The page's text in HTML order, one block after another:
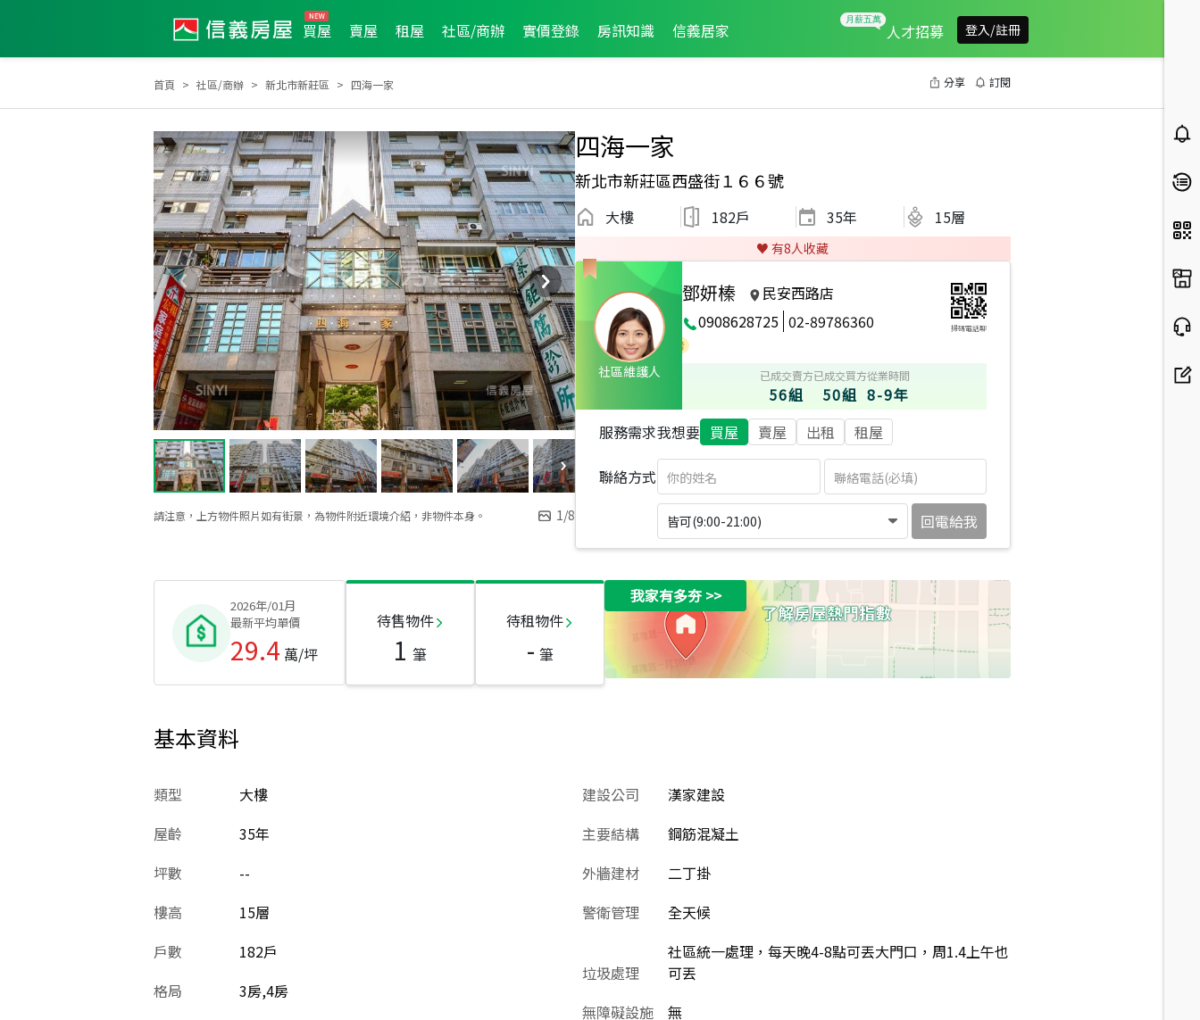
買屋 賣屋 租屋 社區/商辦 實價登錄 房訊知識 信義居家 人才招募 登入/註冊
首頁 社區/商辦 新北市新莊區 四海一家 分享 訂閱
請注意，上方物件照片如有街景，為物件附近環境介紹，非物件本身。 1/8
四海一家
新北市新莊區西盛街１６６號
大樓 182戶 35年 15層
♥️ 有8人收藏
社區維護人
鄧妍榛
民安西路店
0908628725 02-89786360 掃碼電話聊
2026年5月龍虎榜 2024年4月龍虎榜 2024年3月龍虎榜 2023年5月龍虎榜
2019年8月龍虎榜
已成交賣方
56組
已成交買方
50組
從業時間
8-9年
服務需求我想要 買屋 賣屋 出租 租屋
聯絡方式
皆可(9:00-21:00) 回電給我
2026年/01月
最新平均單價
29.4 萬/坪
待售物件
1 筆
待租物件
- 筆
我家有多夯>>
基本資料
類型
大樓
屋齡
35年
坪數
--
樓高
15層
戶數
182戶
格局
3房,4房
建設公司
漢家建設
主要結構
鋼筋混凝土
外牆建材
二丁掛
警衛管理
全天候
垃圾處理
社區統一處理，每天晚4-8點可丟大門口，周1.4上午也
可丟
無障礙設施
無